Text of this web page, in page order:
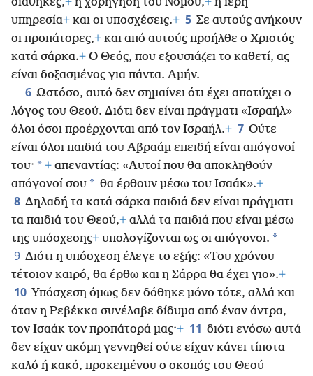
υπηρεσία+ και οι υποσχέσεις.+ 5 Σε αυτούς ανήκουν
οι προπάτορες,+ και από αυτούς προήλθε ο Χριστός
κατά σάρκα.+ Ο Θεός, που εξουσιάζει το καθετί, ας
είναι δοξασμένος για πάντα. Αμήν.
6 Ωστόσο, αυτό δεν σημαίνει ότι έχει αποτύχει ο
λόγος του Θεού. Διότι δεν είναι πράγματι «Ισραήλ»
όλοι όσοι προέρχονται από τον Ισραήλ.+ 7 Ούτε
είναι όλοι παιδιά του Αβραάμ επειδή είναι απόγονοί
του· * + απεναντίας: «Αυτοί που θα αποκληθούν
απόγονοί σου * θα έρθουν μέσω του Ισαάκ».+
8 Δηλαδή τα κατά σάρκα παιδιά δεν είναι πράγματι
τα παιδιά του Θεού,+ αλλά τα παιδιά που είναι μέσω
της υπόσχεσης+ υπολογίζονται ως οι απόγονοι. *
9 Διότι η υπόσχεση έλεγε το εξής: «Του χρόνου
τέτοιον καιρό, θα έρθω και η Σάρρα θα έχει γιο».+
10 Υπόσχεση όμως δεν δόθηκε μόνο τότε, αλλά και
όταν η Ρεβέκκα συνέλαβε δίδυμα από έναν άντρα,
τον Ισαάκ τον προπάτορά μας·+ 11 διότι ενόσω αυτά
δεν είχαν ακόμη γεννηθεί ούτε είχαν κάνει τίποτα
καλό ή κακό, προκειμένου ο σκοπός του Θεού